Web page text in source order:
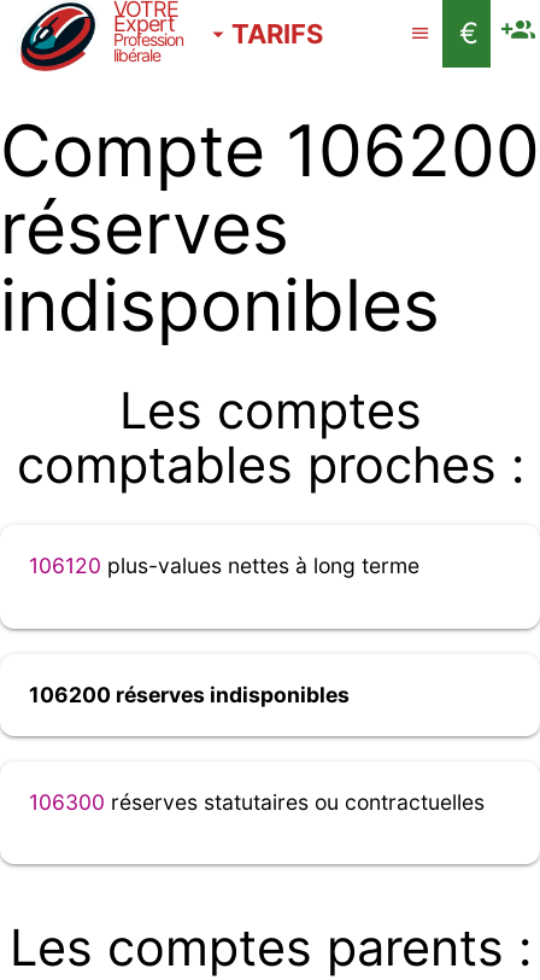
VOTRE
Expert
Profession
libérale
TARIFS €
Compte 106200
réserves
indisponibles
Les comptes
comptables proches :
106120 plus-values nettes à long terme
106200 réserves indisponibles
106300 réserves statutaires ou contractuelles
Les comptes parents :